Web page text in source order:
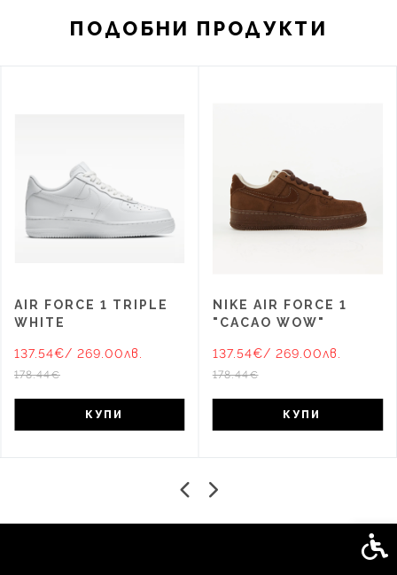
ПОДОБНИ ПРОДУКТИ
AIR FORCE 1 TRIPLE
WHITE
137.54€/ 269.00лв.
178.44€
КУПИ
NIKE AIR FORCE 1
"CACAO WOW"
137.54€/ 269.00лв.
178.44€
КУПИ